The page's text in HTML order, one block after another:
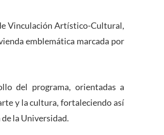
Vinculación Artístico-Cultural,
emblemática marcada por
del programa, orientadas a
y la cultura, fortaleciendo así
la Universidad.